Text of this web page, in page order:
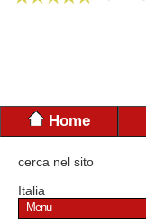
Home
cerca nel sito
Italia
Menu